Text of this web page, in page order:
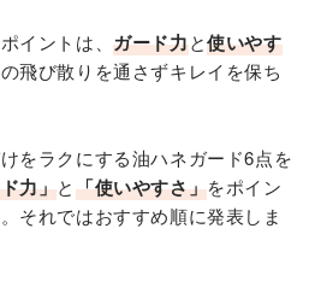
イントは、ガード力と使いやす
飛び散りを通さずキレイを保ち
をラクにする油ハネガード6点を
力」と「使いやすさ」をポイン
それではおすすめ順に発表しま